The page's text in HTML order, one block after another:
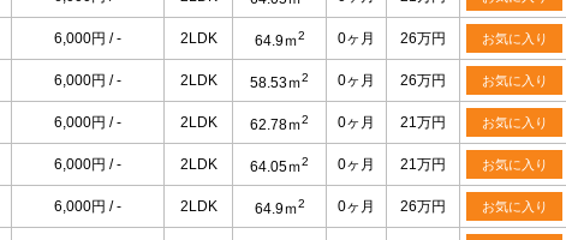
6,000円 / - 2LDK 64.9ｍ2 0ヶ月 26万円 お気に入り
6,000円 / - 2LDK 58.53ｍ2 0ヶ月 26万円 お気に入り
6,000円 / - 2LDK 62.78ｍ2 0ヶ月 21万円 お気に入り
6,000円 / - 2LDK 64.05ｍ2 0ヶ月 21万円 お気に入り
6,000円 / - 2LDK 64.9ｍ2 0ヶ月 26万円 お気に入り